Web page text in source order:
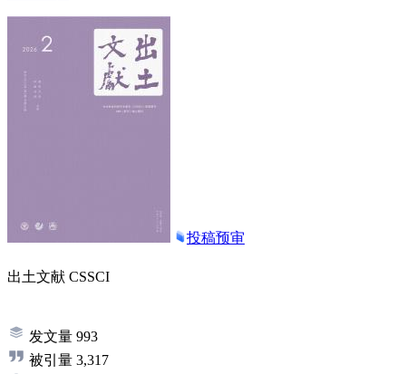
投稿预审
出土文献 CSSCI
发文量 993
被引量 3,317